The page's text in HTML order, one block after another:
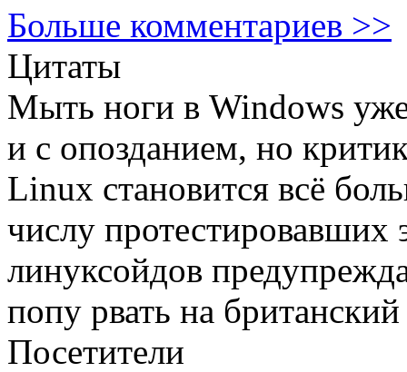
Больше комментариев >>
Цитаты
Мыть ноги в Windows
и с опозданием, но
Linux становится всё
числу протестировавших
линуксойдов
попу рвать на
Посетители